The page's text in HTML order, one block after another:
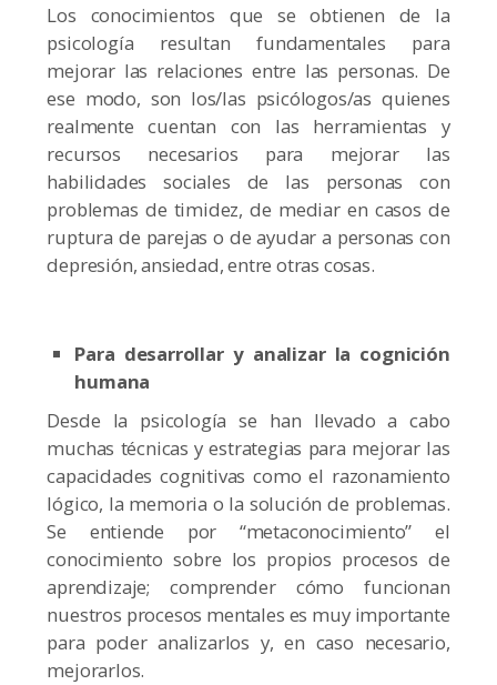
Los conocimientos que se obtienen de la
psicología resultan fundamentales para
mejorar las relaciones entre las personas. De
ese modo, son los/las psicólogos/as quienes
realmente cuentan con las herramientas y
recursos necesarios para mejorar las
habilidades sociales de las personas con
problemas de timidez, de mediar en casos de
ruptura de parejas o de ayudar a personas con
depresión, ansiedad, entre otras cosas.
Para desarrollar y analizar la cognición
humana
Desde la psicología se han llevado a cabo
muchas técnicas y estrategias para mejorar las
capacidades cognitivas como el razonamiento
lógico, la memoria o la solución de problemas.
Se entiende por “metaconocimiento” el
conocimiento sobre los propios procesos de
aprendizaje; comprender cómo funcionan
nuestros procesos mentales es muy importante
para poder analizarlos y, en caso necesario,
mejorarlos.